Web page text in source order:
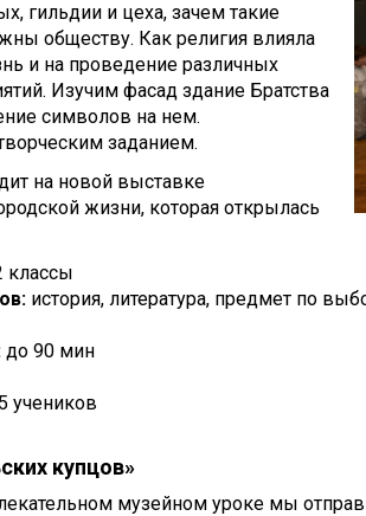
гильдии и цеха, зачем такие
обществу. Как религия влияла
и на проведение различных
Изучим фасад здание Братства
символов на нем.
заданием.
на новой выставке
жизни, которая открылась
классы
история, литература, предмет по
до 90 мин
учеников
купцов»
музейном уроке мы